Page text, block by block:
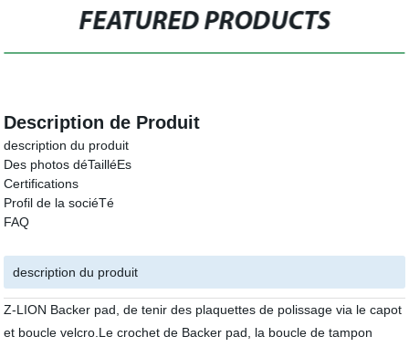
FEATURED PRODUCTS
Description de Produit
description du produit
Des photos déTailléEs
Certifications
Profil de la sociéTé
FAQ
description du produit
Z-LION Backer pad, de tenir des plaquettes de polissage via le capot
et boucle velcro.Le crochet de Backer pad, la boucle de tampon